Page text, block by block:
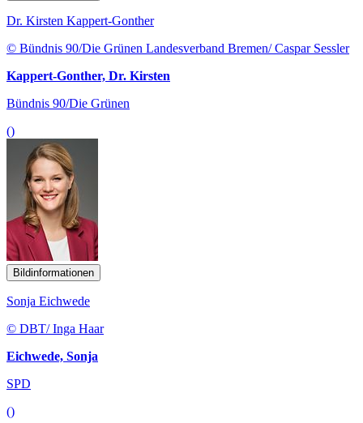
Dr. Kirsten Kappert-Gonther
© Bündnis 90/Die Grünen Landesverband Bremen/ Caspar Sessler
Kappert-Gonther, Dr. Kirsten
Bündnis 90/Die Grünen
()
Bildinformationen
Sonja Eichwede
© DBT/ Inga Haar
Eichwede, Sonja
SPD
()